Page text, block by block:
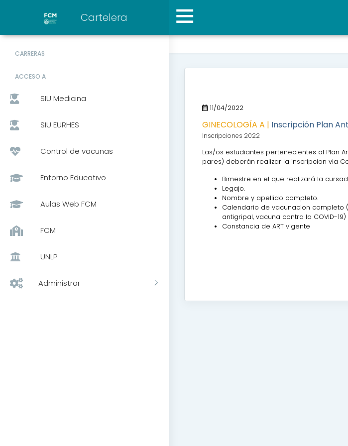
Cartelera
CARRERAS
ACCESO A
SIU Medicina
SIU EURHES
Control de vacunas
Entorno Educativo
Aulas Web FCM
FCM
UNLP
Administrar
11/04/2022
GINECOLOGÍA A | Inscripción Plan
Inscripciones 2022
Las/os estudiantes pertenecientes al Plan
pares) deberán realizar la inscripcion via
Bimestre en el que realizará la
Legajo.
Nombre y apellido completo.
Calendario de vacunacion completo
antigripal, vacuna contra la COVID-19)
Constancia de ART vigente